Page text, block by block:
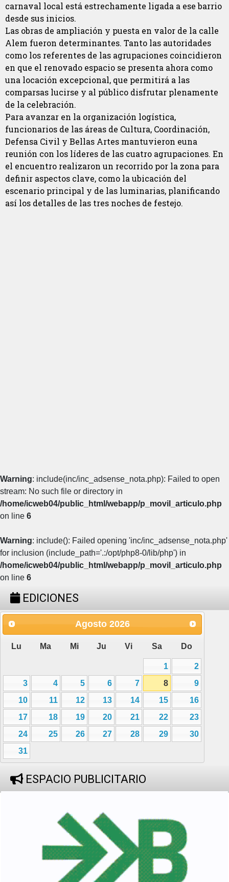
carnaval local está estrechamente ligada a ese barrio
desde sus inicios.
Las obras de ampliación y puesta en valor de la calle
Alem fueron determinantes. Tanto las autoridades
como los referentes de las agrupaciones coincidieron
en que el renovado espacio se presenta ahora como
una locación excepcional, que permitirá a las
comparsas lucirse y al público disfrutar plenamente
de la celebración.
Para avanzar en la organización logística,
funcionarios de las áreas de Cultura, Coordinación,
Defensa Civil y Bellas Artes mantuvieron euna
reunión con los líderes de las cuatro agrupaciones. En
el encuentro realizaron un recorrido por la zona para
definir aspectos clave, como la ubicación del
escenario principal y de las luminarias, planificando
así los detalles de las tres noches de festejo.
Warning: include(inc/inc_adsense_nota.php): Failed to open
stream: No such file or directory in
/home/icweb04/public_html/webapp/p_movil_articulo.php
on line 6
Warning: include(): Failed opening 'inc/inc_adsense_nota.php'
for inclusion (include_path='.:/opt/php8-0/lib/php') in
/home/icweb04/public_html/webapp/p_movil_articulo.php
on line 6
EDICIONES
Agosto 2026
Lu Ma Mi Ju Vi Sa Do
1
2
3
4 5 6 7 8
9
10
11 12 13 14 15
16
17
18 19 20 21 22
23
24
25 26 27 28 29
30
31
ESPACIO PUBLICITARIO